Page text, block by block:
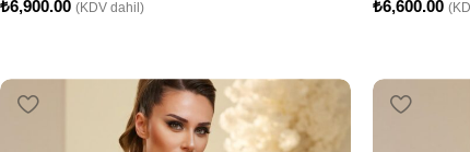
₺6,900.00 (KDV dahil) ₺6,600.00